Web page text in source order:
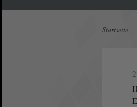
Startseite